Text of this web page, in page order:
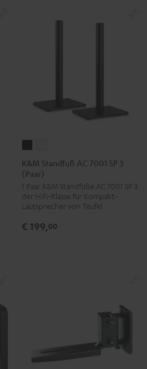
Standfuß
AC
7001
SP
(Paar)
Standfuß
7001
SP
(Paar)
K&M Standfuß AC 7001 SP 3
(Paar)
1 Paar K&M Standfüße AC 7001 SP 3
der HiFi-Klasse für Kompakt-
Lautsprecher von Teufel
€ 199,00